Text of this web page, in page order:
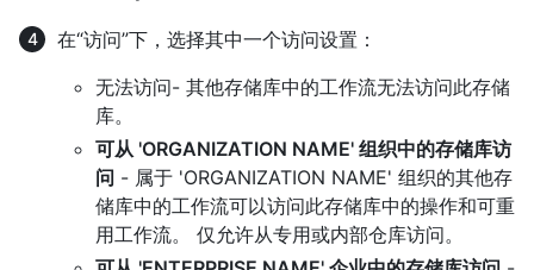
在“访问”下，选择其中一个访问设置：
无法访问- 其他存储库中的工作流无法访问此存储
库。
可从 'ORGANIZATION NAME' 组织中的存储库访
问 - 属于 'ORGANIZATION NAME' 组织的其他存
储库中的工作流可以访问此存储库中的操作和可重
用工作流。 仅允许从专用或内部仓库访问。